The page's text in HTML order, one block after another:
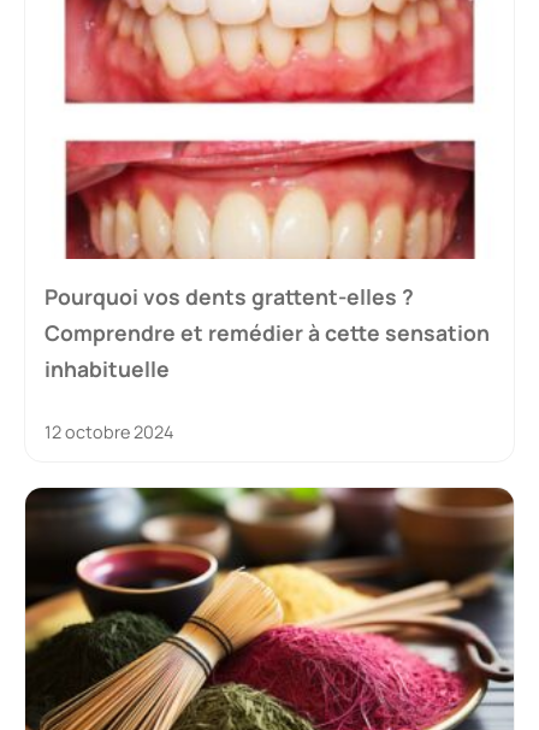
Pourquoi vos dents grattent-elles ?
Comprendre et remédier à cette sensation
inhabituelle
12 octobre 2024